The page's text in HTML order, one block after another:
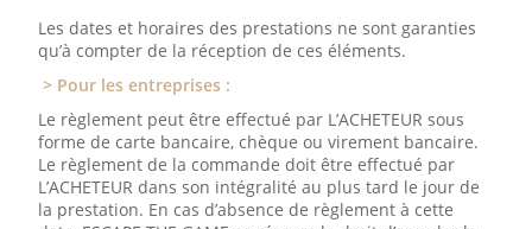
Les dates et horaires des prestations ne sont garanties
qu’à compter de la réception de ces éléments.
> Pour les entreprises :
Le règlement peut être effectué par L’ACHETEUR sous
forme de carte bancaire, chèque ou virement bancaire.
Le règlement de la commande doit être effectué par
L’ACHETEUR dans son intégralité au plus tard le jour de
la prestation. En cas d’absence de règlement à cette